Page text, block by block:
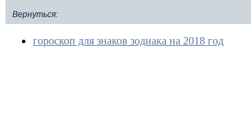
Вернуться:
гороскоп для знаков зодиака на 2018 год